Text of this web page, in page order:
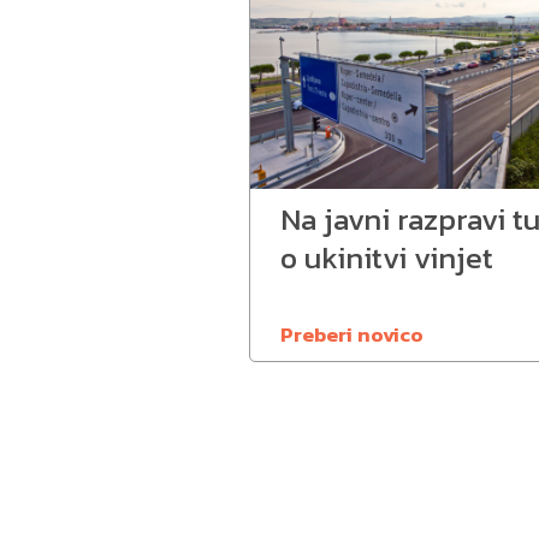
Na javni razpravi
o ukinitvi vinjet
Preberi novico